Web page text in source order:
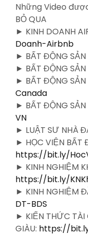
Những Video được
BỎ QUA
► KINH DOANH
Doanh-Airbnb
► BẤT ĐỘNG SẢN
► BẤT ĐỘNG SẢN
► BẤT ĐỘNG SẢN
Canada
► BẤT ĐỘNG SẢN
VN
► LUẬT SƯ NHÀ
► HỌC VIỆN BẤT
https://bit.ly/
► KINH NGHIỆM
https://bit.ly/
► KINH NGHIỆM
DT-BDS
► KIẾN THỨC TÀI
GIÀU: https://